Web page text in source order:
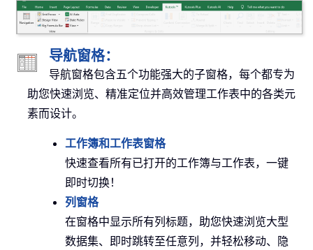
导航窗格：
导航窗格包含五个功能强大的子窗格，每个都专为
助您快速浏览、精准定位并高效管理工作表中的各类元
素而设计。
工作簿和工作表窗格
快速查看所有已打开的工作簿与工作表，一键
即时切换！
列窗格
在窗格中显示所有列标题，助您快速浏览大型
数据集、即时跳转至任意列，并轻松移动、隐